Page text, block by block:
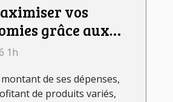
vos
grâce aux
de réduction
1h
de ses dépenses,
de produits variés,